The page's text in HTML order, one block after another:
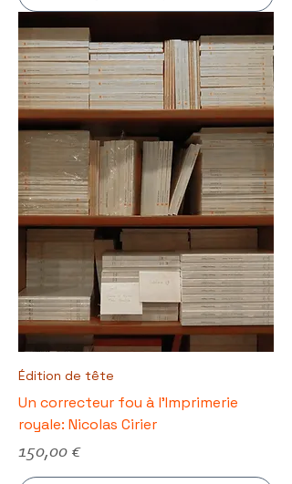
Édition de tête
Un correcteur fou à l'Imprimerie
royale: Nicolas Cirier
Prix
150,00 €